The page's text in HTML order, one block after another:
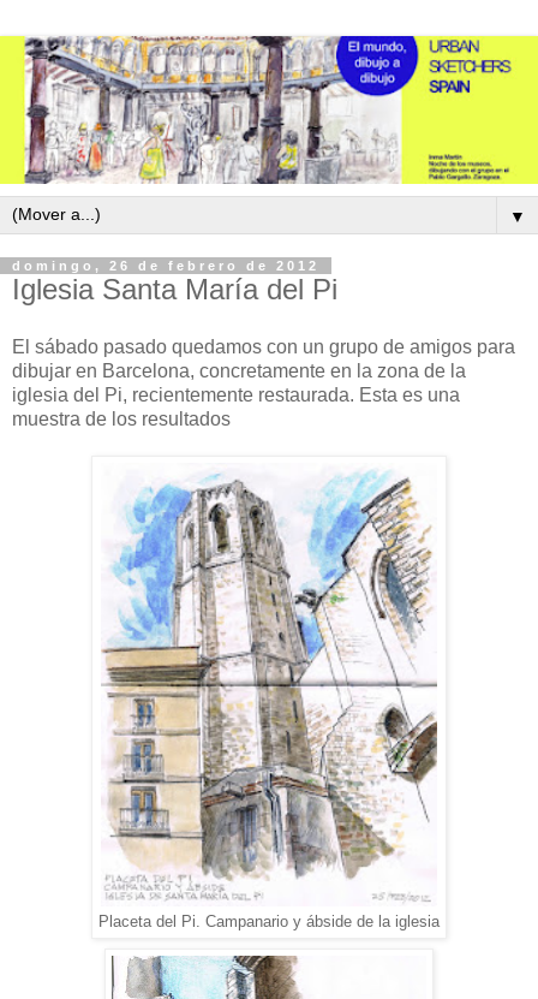
▼
domingo, 26 de febrero de 2012
Iglesia Santa María del Pi
El sábado pasado quedamos con un grupo de amigos para
dibujar en Barcelona, concretamente en la zona de la
iglesia del Pi, recientemente restaurada. Esta es una
muestra de los resultados
Placeta del Pi. Campanario y ábside de la iglesia